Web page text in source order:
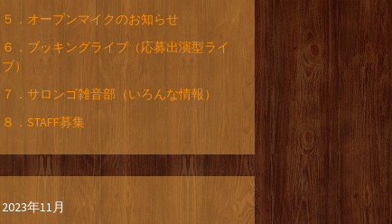
５．オープンマイクのお知らせ
６．ブッキングライブ（応募出演型ライ
ブ）
７．サロンゴ雑音部（いろんな情報）
８．STAFF募集
2023年11月